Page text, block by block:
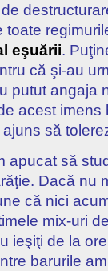
eşuării.
că şi-au
putut angaja
acest imens
să
apucat să
Dacă nu
că nici
mix-uri
ieşiţi de la
barurile